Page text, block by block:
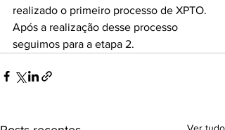
realizado o primeiro processo de XPTO.
Após a realização desse processo
seguimos para a etapa 2.
Ver tudo